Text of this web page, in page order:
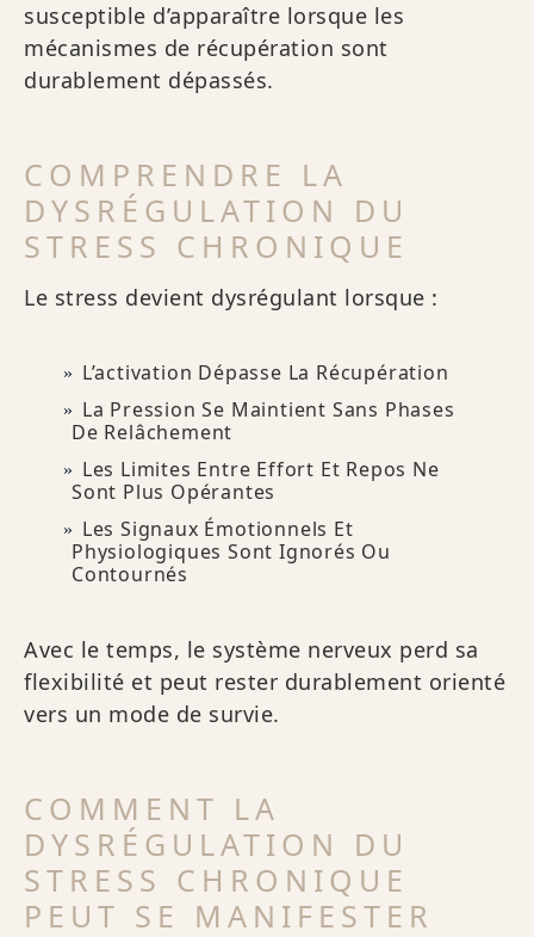
susceptible d’apparaître lorsque les
mécanismes de récupération sont
durablement dépassés.
COMPRENDRE LA
DYSRÉGULATION DU
STRESS CHRONIQUE
Le stress devient dysrégulant lorsque :
L’activation Dépasse La Récupération
La Pression Se Maintient Sans Phases
De Relâchement
Les Limites Entre Effort Et Repos Ne
Sont Plus Opérantes
Les Signaux Émotionnels Et
Physiologiques Sont Ignorés Ou
Contournés
Avec le temps, le système nerveux perd sa
flexibilité et peut rester durablement orienté
vers un mode de survie.
COMMENT LA
DYSRÉGULATION DU
STRESS CHRONIQUE
PEUT SE MANIFESTER